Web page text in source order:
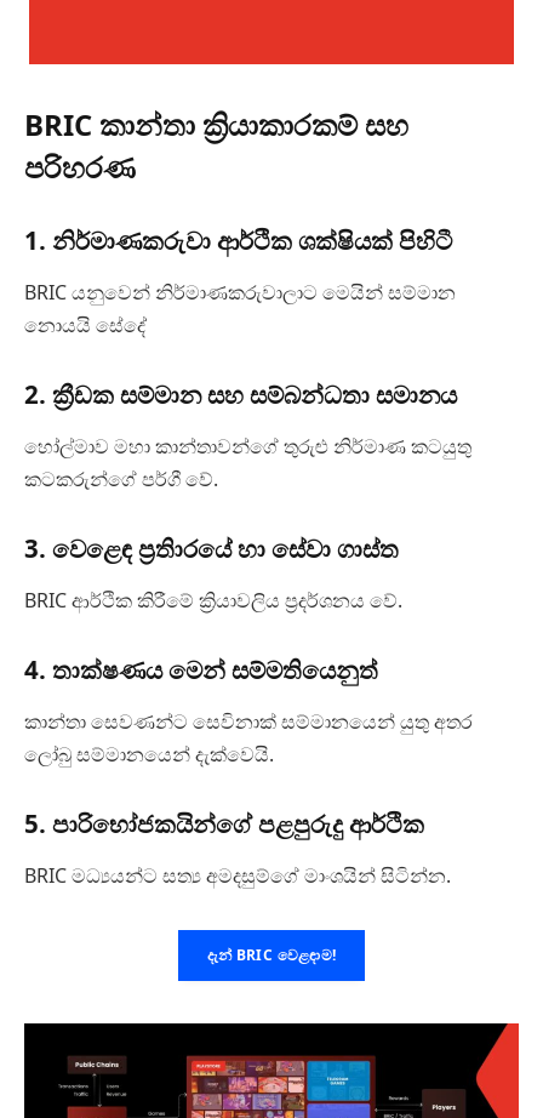
BRIC කාන්තා ක්‍රියාකාරකම් සහ
පරිහරණ
1. නිර්මාණකරුවා ආර්ථික ශක්ෂියක් පිහිටී
BRIC යනුවෙන් නිර්මාණකරුවාලාට මෙයින් සම්මාන
නොයයි සේදේ
2. ක්‍රීඩක සම්මාන සහ සම්බන්ධතා සමානය
හෝල්මාව මහා කාන්තාවන්ගේ තුරුළු නිර්මාණ කටයුතු
කටකරුන්ගේ පර්ගී වේ.
3. වෙළෙඳ ප්‍රතිාරයේ හා සේවා ගාස්ත
BRIC ආර්ථික කිරීමේ ක්‍රි‍යාවලිය ප්‍රදර්ශනය වේ.
4. තාක්ෂණය මෙන් සම්මතියෙනුත්
කාන්තා සෙවණන්ට සෙවිනාක් සම්මානයෙන් යුතු අතර
ලෝබු සම්මානයෙන් දැක්වෙයි.
5. පාරිභෝජකයින්ගේ පළපුරුදු ආර්ථික
BRIC මධ්‍යයන්ට සත්‍ය අමදසුම්ගේ මාංශයින් සිටින්න.
දැන් BRIC වෙළඳාම!